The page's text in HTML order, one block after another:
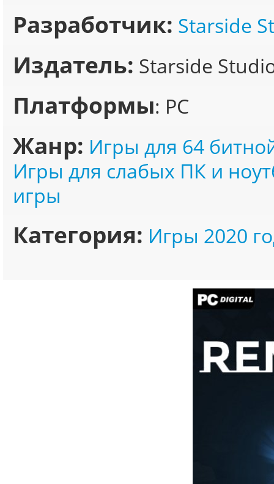
Разработчик: Starside
Издатель: Starside
Платформы: PC
Жанр: Игры для 64
Игры для слабых ПК и
игры
Категория: Игры 2020